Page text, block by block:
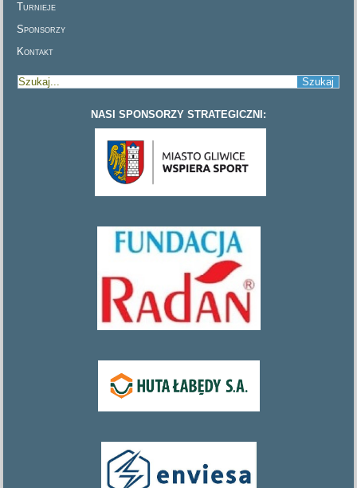
Turnieje
Sponsorzy
Kontakt
NASI SPONSORZY STRATEGICZNI: